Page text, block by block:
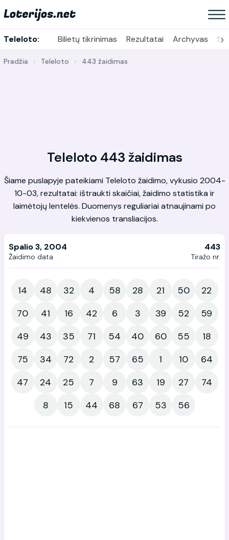
Teleloto: Bilietų tikrinimas Rezultatai Archyvas ›
Pradžia Teleloto 443 žaidimas
Teleloto 443 žaidimas
Šiame puslapyje pateikiami Teleloto žaidimo, vykusio 2004-
10-03, rezultatai: ištraukti skaičiai, žaidimo statistika ir
laimėtojų lentelės. Duomenys reguliariai atnaujinami po
kiekvienos transliacijos.
Spalio 3, 2004
Žaidimo data
443
Tiražo nr.
14 48 32 4 58 28 21 50
22
70
41 16 42 6 3 39 52
59
49
43 35 71 54 40 60 55
18
75
34 72 2 57 65 1 10
64
47
24 25 7 9 63 19 27
74
8
15 44 68 67 53 56